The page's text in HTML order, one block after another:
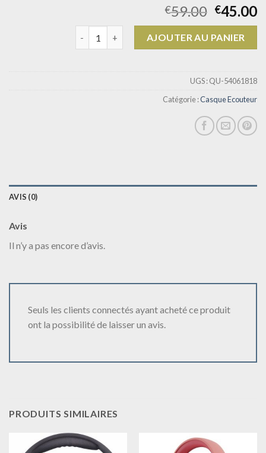
€59.00 €45.00
AJOUTER AU PANIER
UGS :QU-54061818
Catégorie :Casque Ecouteur
AVIS (0)
Avis
Il n’y a pas encore d’avis.
Seuls les clients connectés ayant acheté ce produit
ont la possibilité de laisser un avis.
PRODUITS SIMILAIRES